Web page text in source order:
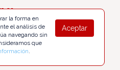
Aceptar
la forma en
el análisis de
navegando sin
que
.